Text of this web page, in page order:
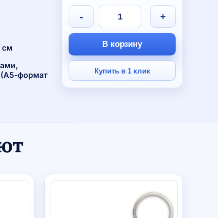
см
(А5-формат
1
290 руб.
890 руб.
- +
В корзину
Купить в 1 клик